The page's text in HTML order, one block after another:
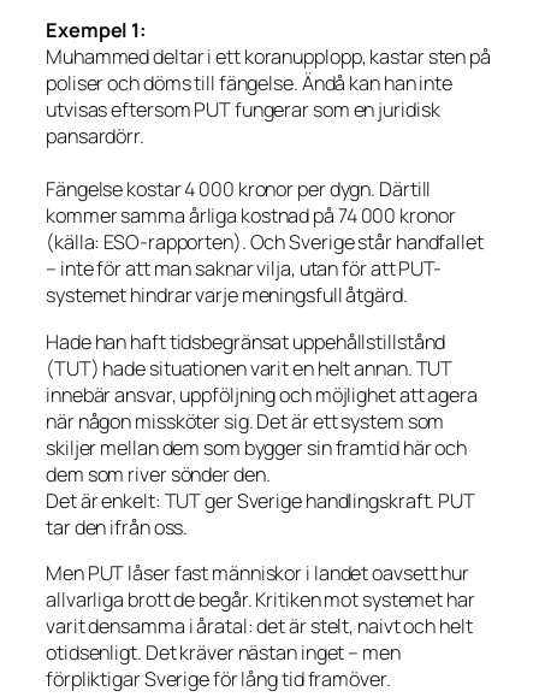
Exempel 1:
Muhammed deltar i ett koranupplopp, kastar sten på
poliser och döms till fängelse. Ändå kan han inte
utvisas eftersom PUT fungerar som en juridisk
pansardörr.
Fängelse kostar 4 000 kronor per dygn. Därtill
kommer samma årliga kostnad på 74 000 kronor
(källa: ESO-rapporten). Och Sverige står handfallet
– inte för att man saknar vilja, utan för att PUT-
systemet hindrar varje meningsfull åtgärd.
Hade han haft tidsbegränsat uppehållstillstånd
(TUT) hade situationen varit en helt annan. TUT
innebär ansvar, uppföljning och möjlighet att agera
när någon missköter sig. Det är ett system som
skiljer mellan dem som bygger sin framtid här och
dem som river sönder den.
Det är enkelt: TUT ger Sverige handlingskraft. PUT
tar den ifrån oss.
Men PUT låser fast människor i landet oavsett hur
allvarliga brott de begår. Kritiken mot systemet har
varit densamma i åratal: det är stelt, naivt och helt
otidsenligt. Det kräver nästan inget – men
förpliktigar Sverige för lång tid framöver.